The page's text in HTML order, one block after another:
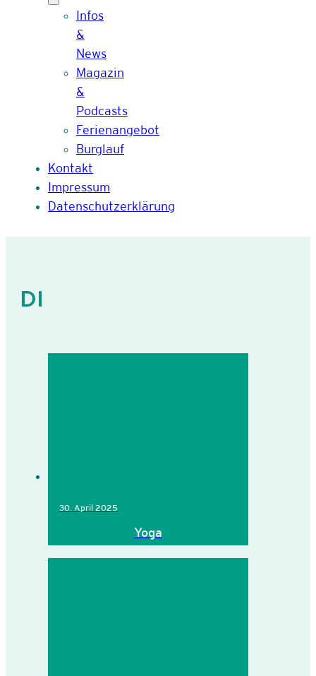
Infos
&
News
Magazin
&
Podcasts
Ferienangebot
Burglauf
Kontakt
Impressum
Datenschutzerklärung
DI
30. April 2025
Yoga